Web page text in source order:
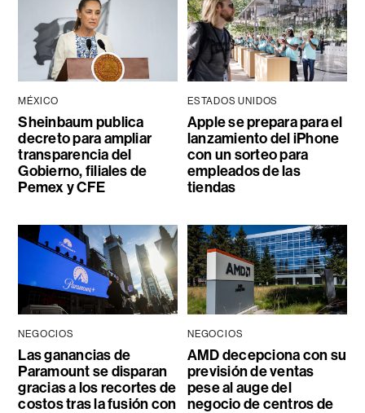
MÉXICO
Sheinbaum publica
decreto para ampliar
transparencia del
Gobierno, filiales de
Pemex y CFE
ESTADOS UNIDOS
Apple se prepara para el
lanzamiento del iPhone
con un sorteo para
empleados de las
tiendas
NEGOCIOS
Las ganancias de
Paramount se disparan
gracias a los recortes de
costos tras la fusión con
NEGOCIOS
AMD decepciona con su
previsión de ventas
pese al auge del
negocio de centros de